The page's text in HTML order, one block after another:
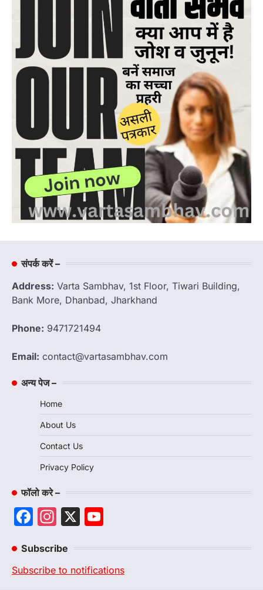
संपर्क करें –
Address: Varta Sambhav, 1st Floor, Tiwari Building,
Bank More, Dhanbad, Jharkhand
Phone: 9471721494
Email: contact@vartasambhav.com
अन्य पेज –
Home
About Us
Contact Us
Privacy Policy
फॉलो करे –
Facebook
Instagram
X
Subscribe
Subscribe to notifications